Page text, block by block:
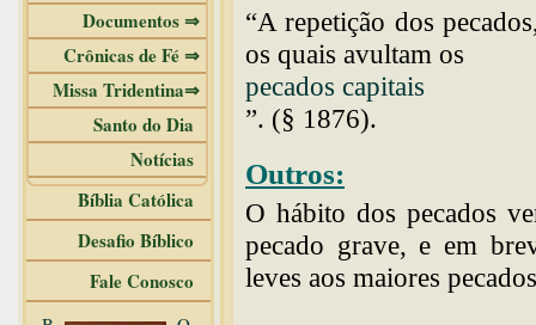
Documentos ⇒
Crônicas de Fé ⇒
Missa Tridentina⇒
Santo do Dia
Notícias
Bíblia Católica
Desafio Bíblico
Fale Conosco
“A repetição dos
os quais avultam os
pecados capitais
”. (§ 1876).
Outros:
O hábito dos pecados
pecado grave, e em
leves aos maiores